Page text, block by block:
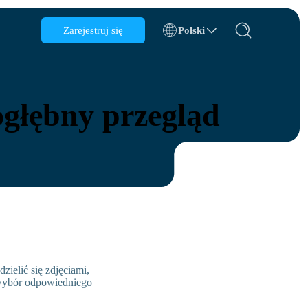
Zarejestruj się Polski
Bułgaria Kambodża
Chorwacja
przegląd
się zdjęciami,
odpowiedniego